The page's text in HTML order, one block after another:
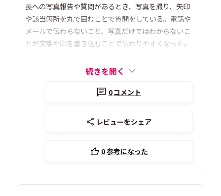
長への写真報告や質問があるとき、写真を撮り、矢印
や該当箇所を丸で囲むことで質問をしている。電話や
メールで伝わらないこと、写真だけではわからないこ
とが文字や印を書き込むことで伝わりやすくなった。
続きを開く
0コメント
レビューをシェア
0参考になった